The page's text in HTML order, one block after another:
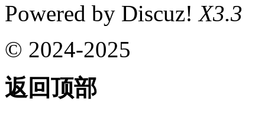
Powered by Discuz!X3.3
© 2024-2025
返回顶部